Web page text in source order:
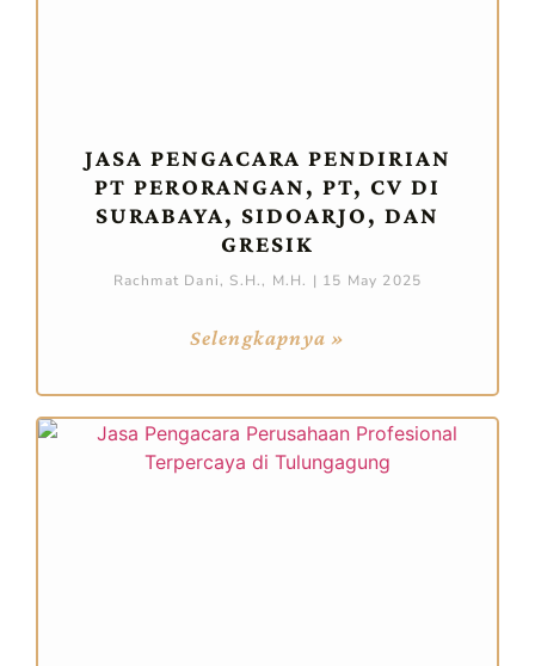
JASA PENGACARA PENDIRIAN
PT PERORANGAN, PT, CV DI
SURABAYA, SIDOARJO, DAN
GRESIK
Rachmat Dani, S.H., M.H. 15 May 2025
Selengkapnya »